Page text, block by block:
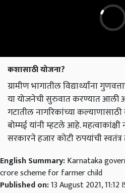
कशासाठी योजना?
ग्रामीण भागातील विद्यार्थ्यांना
या योजनेची सुरुवात करण्यात आली
गटातील नागरिकांच्या
बोम्मई यांनी म्हटले आहे.
सरकारने हजार कोटी रुपयांची
English Summary:Karnataka
crore scheme for farmer child
Published on:13 August 2021, 11:12